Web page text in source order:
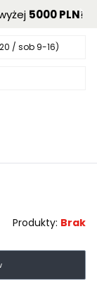
5000 PLN!
/ sob 9-16)
Produkty: Brak